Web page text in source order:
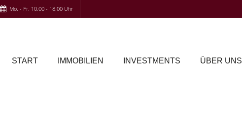
Mo. - Fr. 10.00 - 18.00 Uhr
START IMMOBILIEN INVESTMENTS ÜBER UNS